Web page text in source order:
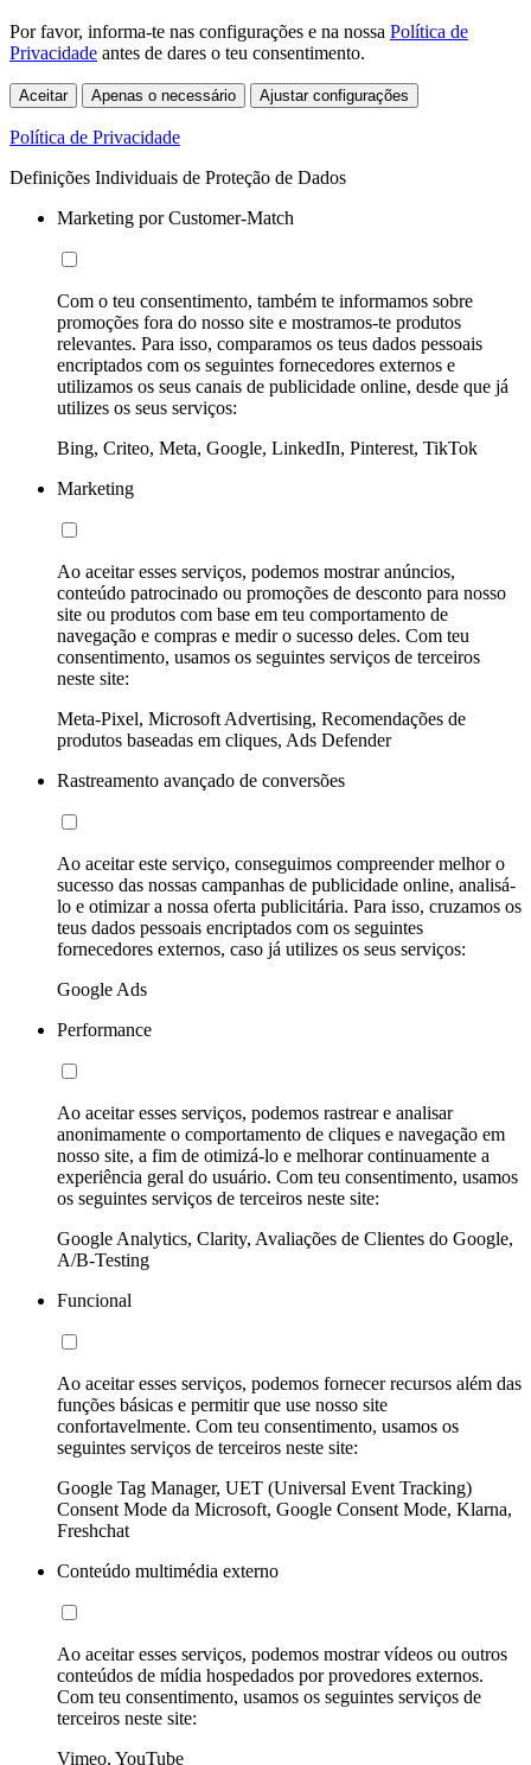
Por favor, informa-te nas configurações e na nossa Política de
Privacidade antes de dares o teu consentimento.
Aceitar Apenas o necessário Ajustar configurações
Política de Privacidade
Definições Individuais de Proteção de Dados
Marketing por Customer-Match
Com o teu consentimento, também te informamos sobre
promoções fora do nosso site e mostramos-te produtos
relevantes. Para isso, comparamos os teus dados pessoais
encriptados com os seguintes fornecedores externos e
utilizamos os seus canais de publicidade online, desde que já
utilizes os seus serviços:
Bing, Criteo, Meta, Google, LinkedIn, Pinterest, TikTok
Marketing
Ao aceitar esses serviços, podemos mostrar anúncios,
conteúdo patrocinado ou promoções de desconto para nosso
site ou produtos com base em teu comportamento de
navegação e compras e medir o sucesso deles. Com teu
consentimento, usamos os seguintes serviços de terceiros
neste site:
Meta-Pixel, Microsoft Advertising, Recomendações de
produtos baseadas em cliques, Ads Defender
Rastreamento avançado de conversões
Ao aceitar este serviço, conseguimos compreender melhor o
sucesso das nossas campanhas de publicidade online, analisá-
lo e otimizar a nossa oferta publicitária. Para isso, cruzamos os
teus dados pessoais encriptados com os seguintes
fornecedores externos, caso já utilizes os seus serviços:
Google Ads
Performance
Ao aceitar esses serviços, podemos rastrear e analisar
anonimamente o comportamento de cliques e navegação em
nosso site, a fim de otimizá-lo e melhorar continuamente a
experiência geral do usuário. Com teu consentimento, usamos
os seguintes serviços de terceiros neste site:
Google Analytics, Clarity, Avaliações de Clientes do Google,
A/B-Testing
Funcional
Ao aceitar esses serviços, podemos fornecer recursos além das
funções básicas e permitir que use nosso site
confortavelmente. Com teu consentimento, usamos os
seguintes serviços de terceiros neste site:
Google Tag Manager, UET (Universal Event Tracking)
Consent Mode da Microsoft, Google Consent Mode, Klarna,
Freshchat
Conteúdo multimédia externo
Ao aceitar esses serviços, podemos mostrar vídeos ou outros
conteúdos de mídia hospedados por provedores externos.
Com teu consentimento, usamos os seguintes serviços de
terceiros neste site:
Vimeo, YouTube